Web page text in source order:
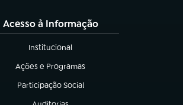
Acesso à Informação
Institucional
(abre em nova aba)
Ações e Programas
(abre em nova aba)
Participação Social
(abre em nova aba)